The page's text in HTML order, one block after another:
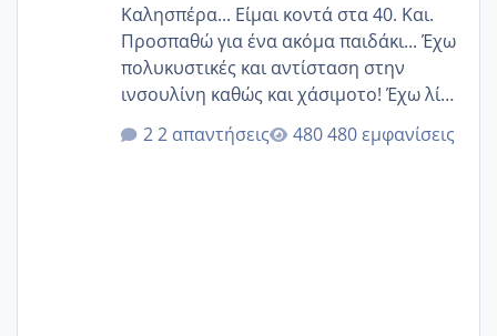
Καλησπέρα... Είμαι κοντά στα 40. Και.
Προσπαθώ για ένα ακόμα παιδάκι... Έχω
πολυκυστικές και αντίσταση στην
ινσουλίνη καθώς και χάσιμοτο! Έχω λίγα
κιλά παραπάνω και όσο κ αν προσπαθώ
δεν χάνω εύκολα! Προσπαθώ για ακόμη
2 απαντήσεις 480 εμφανίσεις